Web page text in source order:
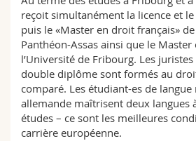
reçoit simultanément la licence et
puis le «Master en droit français»
Panthéon-Assas ainsi que le Master
l’Université de Fribourg. Les
double diplôme sont formés au
comparé. Les étudiant-es de
allemande maîtrisent deux langues
études – ce sont les meilleures
carrière européenne.